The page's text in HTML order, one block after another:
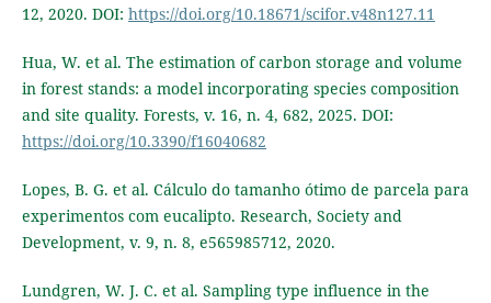
12, 2020. DOI: https://doi.org/10.18671/scifor.v48n127.11
Hua, W. et al. The estimation of carbon storage and volume
in forest stands: a model incorporating species composition
and site quality. Forests, v. 16, n. 4, 682, 2025. DOI:
https://doi.org/10.3390/f16040682
Lopes, B. G. et al. Cálculo do tamanho ótimo de parcela para
experimentos com eucalipto. Research, Society and
Development, v. 9, n. 8, e565985712, 2020.
Lundgren, W. J. C. et al. Sampling type influence in the